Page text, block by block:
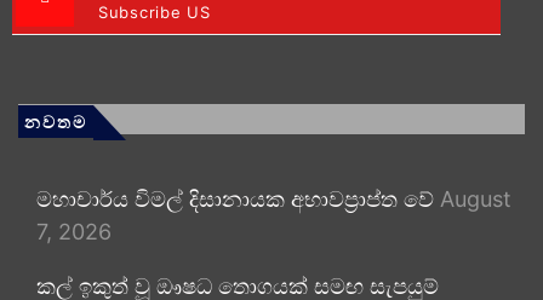
Subscribe US
නවතම
මහාචාර්ය විමල් දිසානායක අභාවප්‍රාප්ත වේ August
7, 2026
කල් ඉකුත් වූ ඖෂධ තොගයක් සමඟ සැපයුම්